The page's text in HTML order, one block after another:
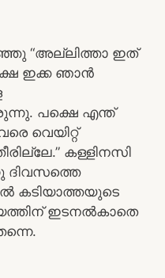
“അല്ലിത്താ ഇത്
ഇക്ക ഞാൻ
പക്ഷെ എന്ത്
വെയിറ്റ്
കള്ളിനസി
ദിവസത്തെ
കടിയാത്തയുടെ
ഇടനൽകാതെ